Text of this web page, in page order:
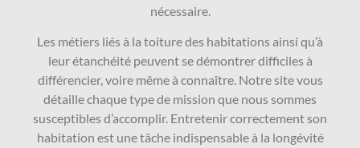
nécessaire.
Les métiers liés à la toiture des habitations ainsi qu’à
leur étanchéité peuvent se démontrer difficiles à
différencier, voire même à connaître. Notre site vous
détaille chaque type de mission que nous sommes
susceptibles d’accomplir. Entretenir correctement son
habitation est une tâche indispensable à la longévité